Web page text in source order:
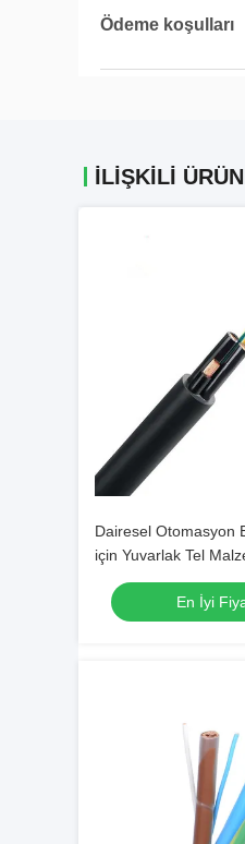
Ödeme koşulları
İLIŞKILI
Dairesel Otomasyon
için Yuvarlak Tel
Kontrol Kablosu
En İyi